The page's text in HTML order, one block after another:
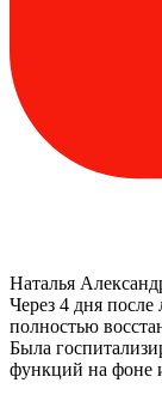
Наталья
Через 4 дня после
полностью
Была
функций на фоне